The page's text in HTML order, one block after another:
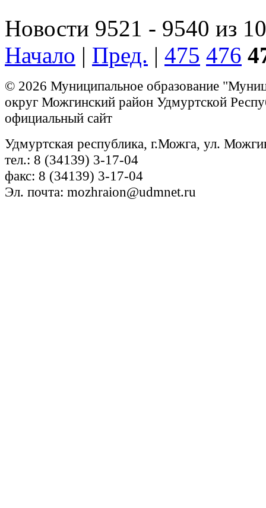
Новости 9521 - 9540 из
Начало | Пред. | 475 476
© 2026 Муниципальное образование
округ Можгинский район Удмуртской
официальный сайт
Удмуртская республика, г.Можга, ул.
тел.: 8 (34139) 3-17-04
факс: 8 (34139) 3-17-04
Эл. почта: mozhraion@udmnet.ru